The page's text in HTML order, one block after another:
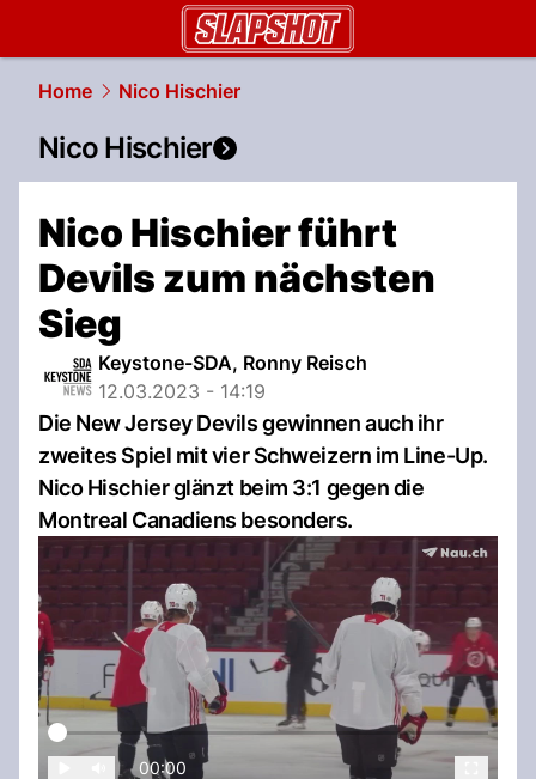
Home Nico Hischier
Nico Hischier
Nico Hischier führt
Devils zum nächsten
Sieg
Keystone-SDA, Ronny Reisch
12.03.2023 - 14:19
Die New Jersey Devils gewinnen auch ihr
zweites Spiel mit vier Schweizern im Line-Up.
Nico Hischier glänzt beim 3:1 gegen die
Montreal Canadiens besonders.
00:00